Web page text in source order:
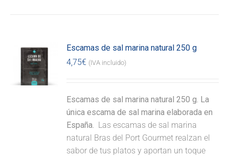
Escamas de sal marina natural 250 g
4,75€ (IVA incluido)
Escamas de sal marina natural 250 g. La
única escama de sal marina elaborada en
España. Las escamas de sal marina
natural Bras del Port Gourmet realzan el
sabor de tus platos y aportan un toque